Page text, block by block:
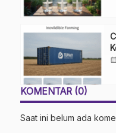
calendar_month
KOMENTAR (0)
Saat ini belum ada